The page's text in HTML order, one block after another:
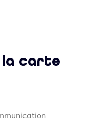
la carte